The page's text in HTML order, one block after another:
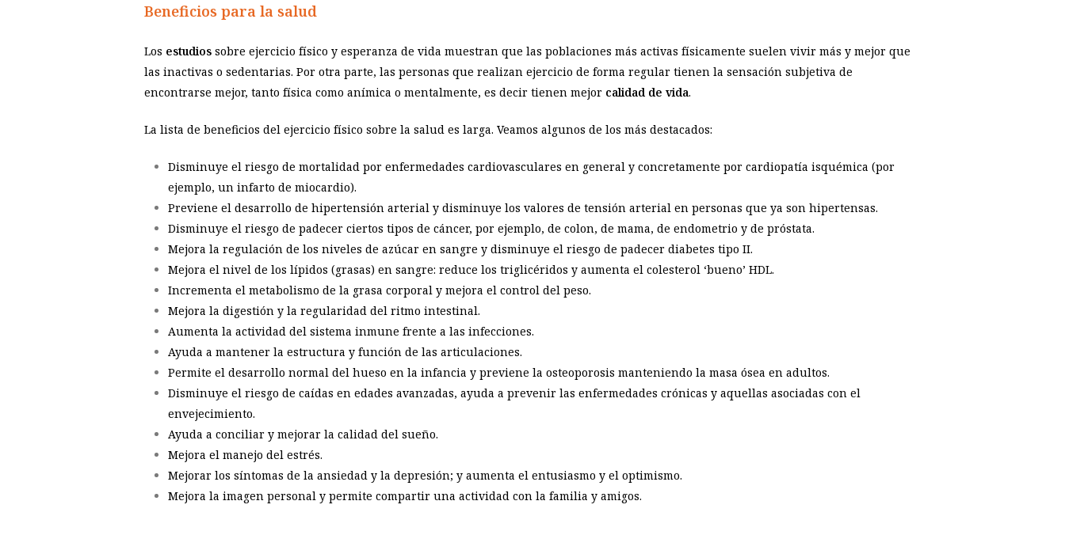
Beneficios para la salud
Los estudios sobre ejercicio físico y esperanza de vida muestran que las poblaciones más activas físicamente suelen vivir más y mejor que
las inactivas o sedentarias. Por otra parte, las personas que realizan ejercicio de forma regular tienen la sensación subjetiva de
encontrarse mejor, tanto física como anímica o mentalmente, es decir tienen mejor calidad de vida.
La lista de beneficios del ejercicio físico sobre la salud es larga. Veamos algunos de los más destacados:
Disminuye el riesgo de mortalidad por enfermedades cardiovasculares en general y concretamente por cardiopatía isquémica (por
ejemplo, un infarto de miocardio).
Previene el desarrollo de hipertensión arterial y disminuye los valores de tensión arterial en personas que ya son hipertensas.
Disminuye el riesgo de padecer ciertos tipos de cáncer, por ejemplo, de colon, de mama, de endometrio y de próstata.
Mejora la regulación de los niveles de azúcar en sangre y disminuye el riesgo de padecer diabetes tipo II.
Mejora el nivel de los lípidos (grasas) en sangre: reduce los triglicéridos y aumenta el colesterol ‘bueno’ HDL.
Incrementa el metabolismo de la grasa corporal y mejora el control del peso.
Mejora la digestión y la regularidad del ritmo intestinal.
Aumenta la actividad del sistema inmune frente a las infecciones.
Ayuda a mantener la estructura y función de las articulaciones.
Permite el desarrollo normal del hueso en la infancia y previene la osteoporosis manteniendo la masa ósea en adultos.
Disminuye el riesgo de caídas en edades avanzadas, ayuda a prevenir las enfermedades crónicas y aquellas asociadas con el
envejecimiento.
Ayuda a conciliar y mejorar la calidad del sueño.
Mejora el manejo del estrés.
Mejorar los síntomas de la ansiedad y la depresión; y aumenta el entusiasmo y el optimismo.
Mejora la imagen personal y permite compartir una actividad con la familia y amigos.